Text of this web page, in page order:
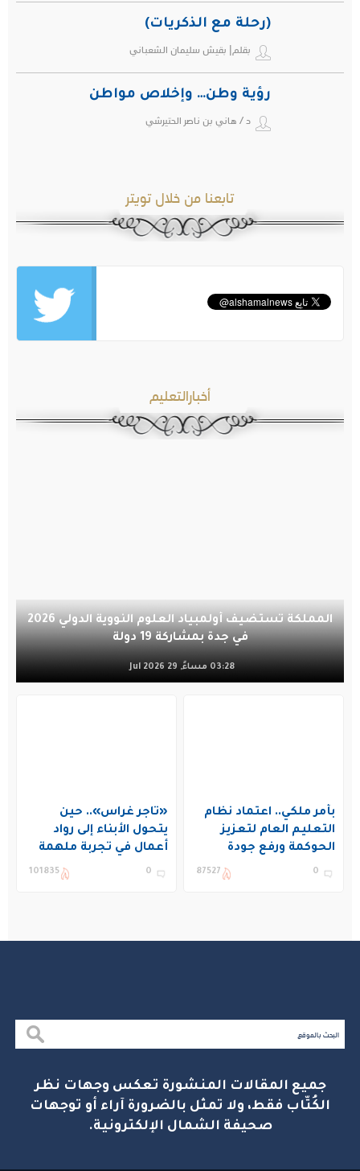
(رحلة مع الذكريات)
بقلم| بقيش سليمان الشعباني
رؤية وطن… وإخلاص مواطن
د / هاني بن ناصر الحتيرشي
تابعنا من خلال تويتر
أخبارالتعليم
المملكة تستضيف أولمبياد العلوم النووية الدولي 2026
في جدة بمشاركة 19 دولة
03:28 مساءً, 29 Jul 2026
بأمر ملكي.. اعتماد نظام
التعليم العام لتعزيز
الحوكمة ورفع جودة
التعليم في المملكة
0
87527
«تاجر غراس».. حين
يتحول الأبناء إلى رواد
أعمال في تجربة ملهمة
بنادي غراس الصيفي
0
101835
جميع المقالات المنشورة تعكس وجهات نظر
الكُتّاب فقط، ولا تمثل بالضرورة آراء أو توجهات
صحيفة الشمال الإلكترونية.